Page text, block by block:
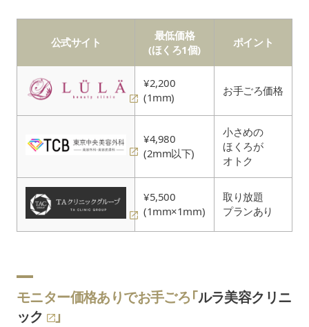
公式サイト
最低価格
(ほくろ1個)
ポイント
¥2,200
(1mm)
お手ごろ価格
¥4,980
(2mm以下)
小さめの
ほくろが
オトク
¥5,500
(1mm×1mm)
取り放題
プランあり
モニター価格ありでお手ごろ「ルラ美容クリニ
ック
」